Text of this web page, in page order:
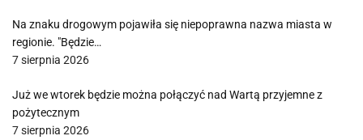
Na znaku drogowym pojawiła się niepoprawna nazwa miasta w
regionie. "Będzie…
7 sierpnia 2026
Już we wtorek będzie można połączyć nad Wartą przyjemne z
pożytecznym
7 sierpnia 2026